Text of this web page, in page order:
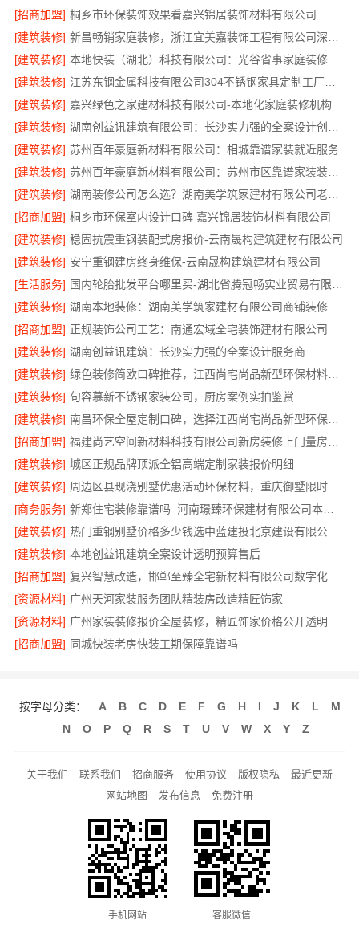
[招商加盟] 桐乡市环保装饰效果看嘉兴锦居装饰材料有限公司
[建筑装修]
[建筑装修]
本地快装（湖北）科技有限公司：光谷省事家庭装修婚房
[建筑装修]
[建筑装修]
[建筑装修]
[建筑装修] 苏州百年豪庭新材料有限公司：相城靠谱家装就近服务
[建筑装修]
苏州百年豪庭新材料有限公司：苏州市区靠谱家装装修多少钱拎包入住
[建筑装修]
湖南装修公司怎么选？湖南美学筑家建材有限公司老房翻新专业团队
[招商加盟] 桐乡市环保室内设计口碑 嘉兴锦居装饰材料有限公司
[建筑装修] 稳固抗震重钢装配式房报价-云南晟构建筑建材有限公司
[建筑装修] 安宁重钢建房终身维保-云南晟构建筑建材有限公司
[生活服务]
[建筑装修] 湖南本地装修：湖南美学筑家建材有限公司商铺装修
[招商加盟] 正规装饰公司工艺：南通宏域全宅装饰建材有限公司
[建筑装修] 湖南创益讯建筑：长沙实力强的全案设计服务商
[建筑装修]
绿色装修简欧口碑推荐，江西尚宅尚品新型环保材料有限公司
[建筑装修] 句容慕新不锈钢家装公司，厨房案例实拍鉴赏
[建筑装修]
南昌环保全屋定制口碑，选择江西尚宅尚品新型环保材料有限公司
[招商加盟]
[建筑装修] 城区正规品牌顶派全铝高端定制家装报价明细
[建筑装修]
周边区县现浇别墅优惠活动环保材料，重庆御墅限时推出
[商务服务]
新郑住宅装修靠谱吗_河南璟臻环保建材有限公司本地口碑
[建筑装修]
热门重钢别墅价格多少钱选中蓝建投北京建设有限公司四川
[建筑装修] 本地创益讯建筑全案设计透明预算售后
[招商加盟]
复兴智慧改造，邯郸至臻全宅新材料有限公司数字化精装方案
[资源材料] 广州天河家装服务团队精装房改造精匠饰家
[资源材料] 广州家装装修报价全屋装修，精匠饰家价格公开透明
[招商加盟] 同城快装老房快装工期保障靠谱吗
按字母分类： A B C D E F G H I J K L
M
N
O P Q R S T U V W X Y Z
关于我们 联系我们 招商服务 使用协议 版权隐私
最近更新
网站地图
发布信息 免费注册
手机网站 客服微信